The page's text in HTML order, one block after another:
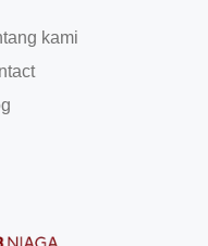
kami